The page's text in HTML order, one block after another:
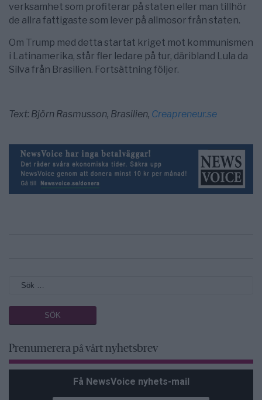
verksamhet som profiterar på staten eller man tillhör
de allra fattigaste som lever på allmosor från staten.
Om Trump med detta startat kriget mot kommunismen
i Latinamerika, står fler ledare på tur, däribland Lula da
Silva från Brasilien. Fortsättning följer.
Text: Björn Rasmusson, Brasilien, Creapreneur.se
Prenumerera på vårt nyhetsbrev
Få NewsVoice nyhets-mail